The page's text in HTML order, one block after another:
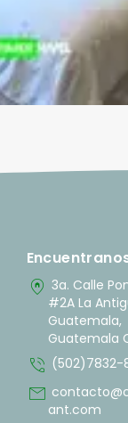
home_pin 3a. Calle
#2A La
Guatemala,
Guatemala
phone_in_talk (502)7832-
mail
ant.com